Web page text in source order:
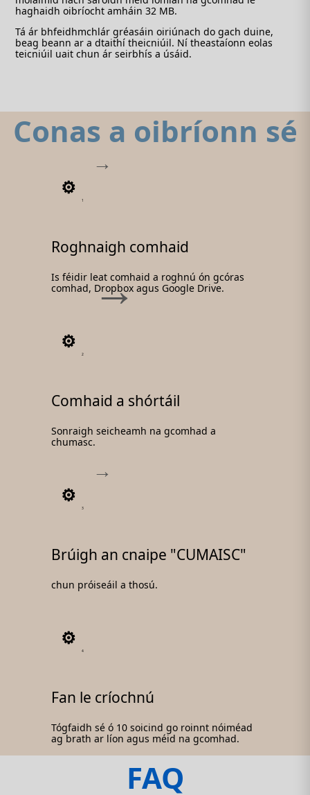
haghaidh oibríocht amháin 32 MB.
Tá ár bhfeidhmchlár gréasáin oiriúnach do gach duine,
beag beann ar a dtaithí theicniúil. Ní theastaíonn eolas
teicniúil uait chun ár seirbhís a úsáid.
Conas a oibríonn sé
1
Roghnaigh comhaid
Is féidir leat comhaid a roghnú ón gcóras
comhad, Dropbox agus Google Drive.
2
Comhaid a shórtáil
Sonraigh seicheamh na gcomhad a
chumasc.
3
Brúigh an cnaipe "CUMAISC"
chun próiseáil a thosú.
4
Fan le críochnú
Tógfaidh sé ó 10 soicind go roinnt nóiméad
ag brath ar líon agus méid na gcomhad.
FAQ